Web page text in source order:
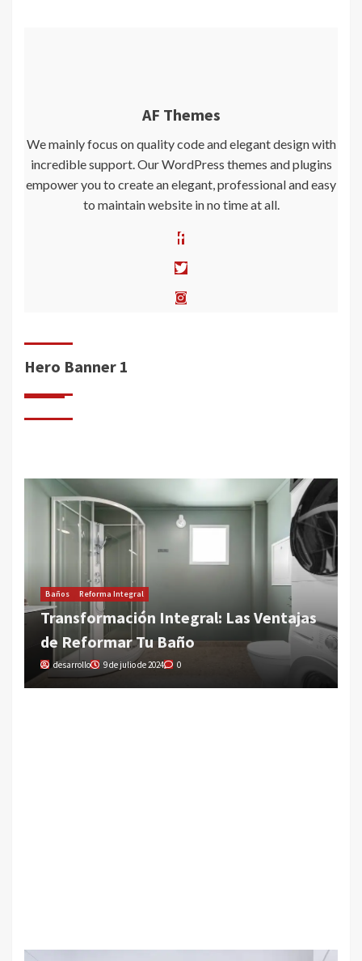
AF Themes
We mainly focus on quality code and elegant design with
incredible support. Our WordPress themes and plugins
empower you to create an elegant, professional and easy
to maintain website in no time at all.
Hero Banner 1